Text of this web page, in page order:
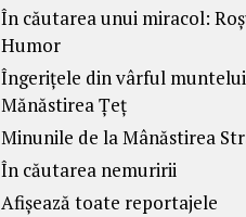
În căutarea unui miracol:
Humor
Îngerițele din vârful
Mănăstirea Țeț
Minunile de la Mânăstirea
În căutarea nemuririi
Afișează toate reportajele